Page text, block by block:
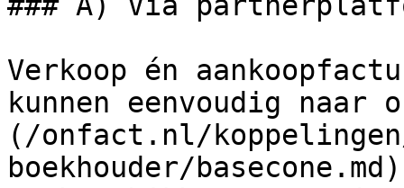
Verkoop én
kunnen eenvoudig naar
(/onfact.nl/
boekhouder/